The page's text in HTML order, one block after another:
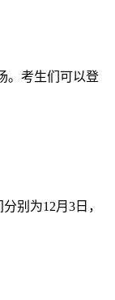
。考生们可以登
别为12月3日，